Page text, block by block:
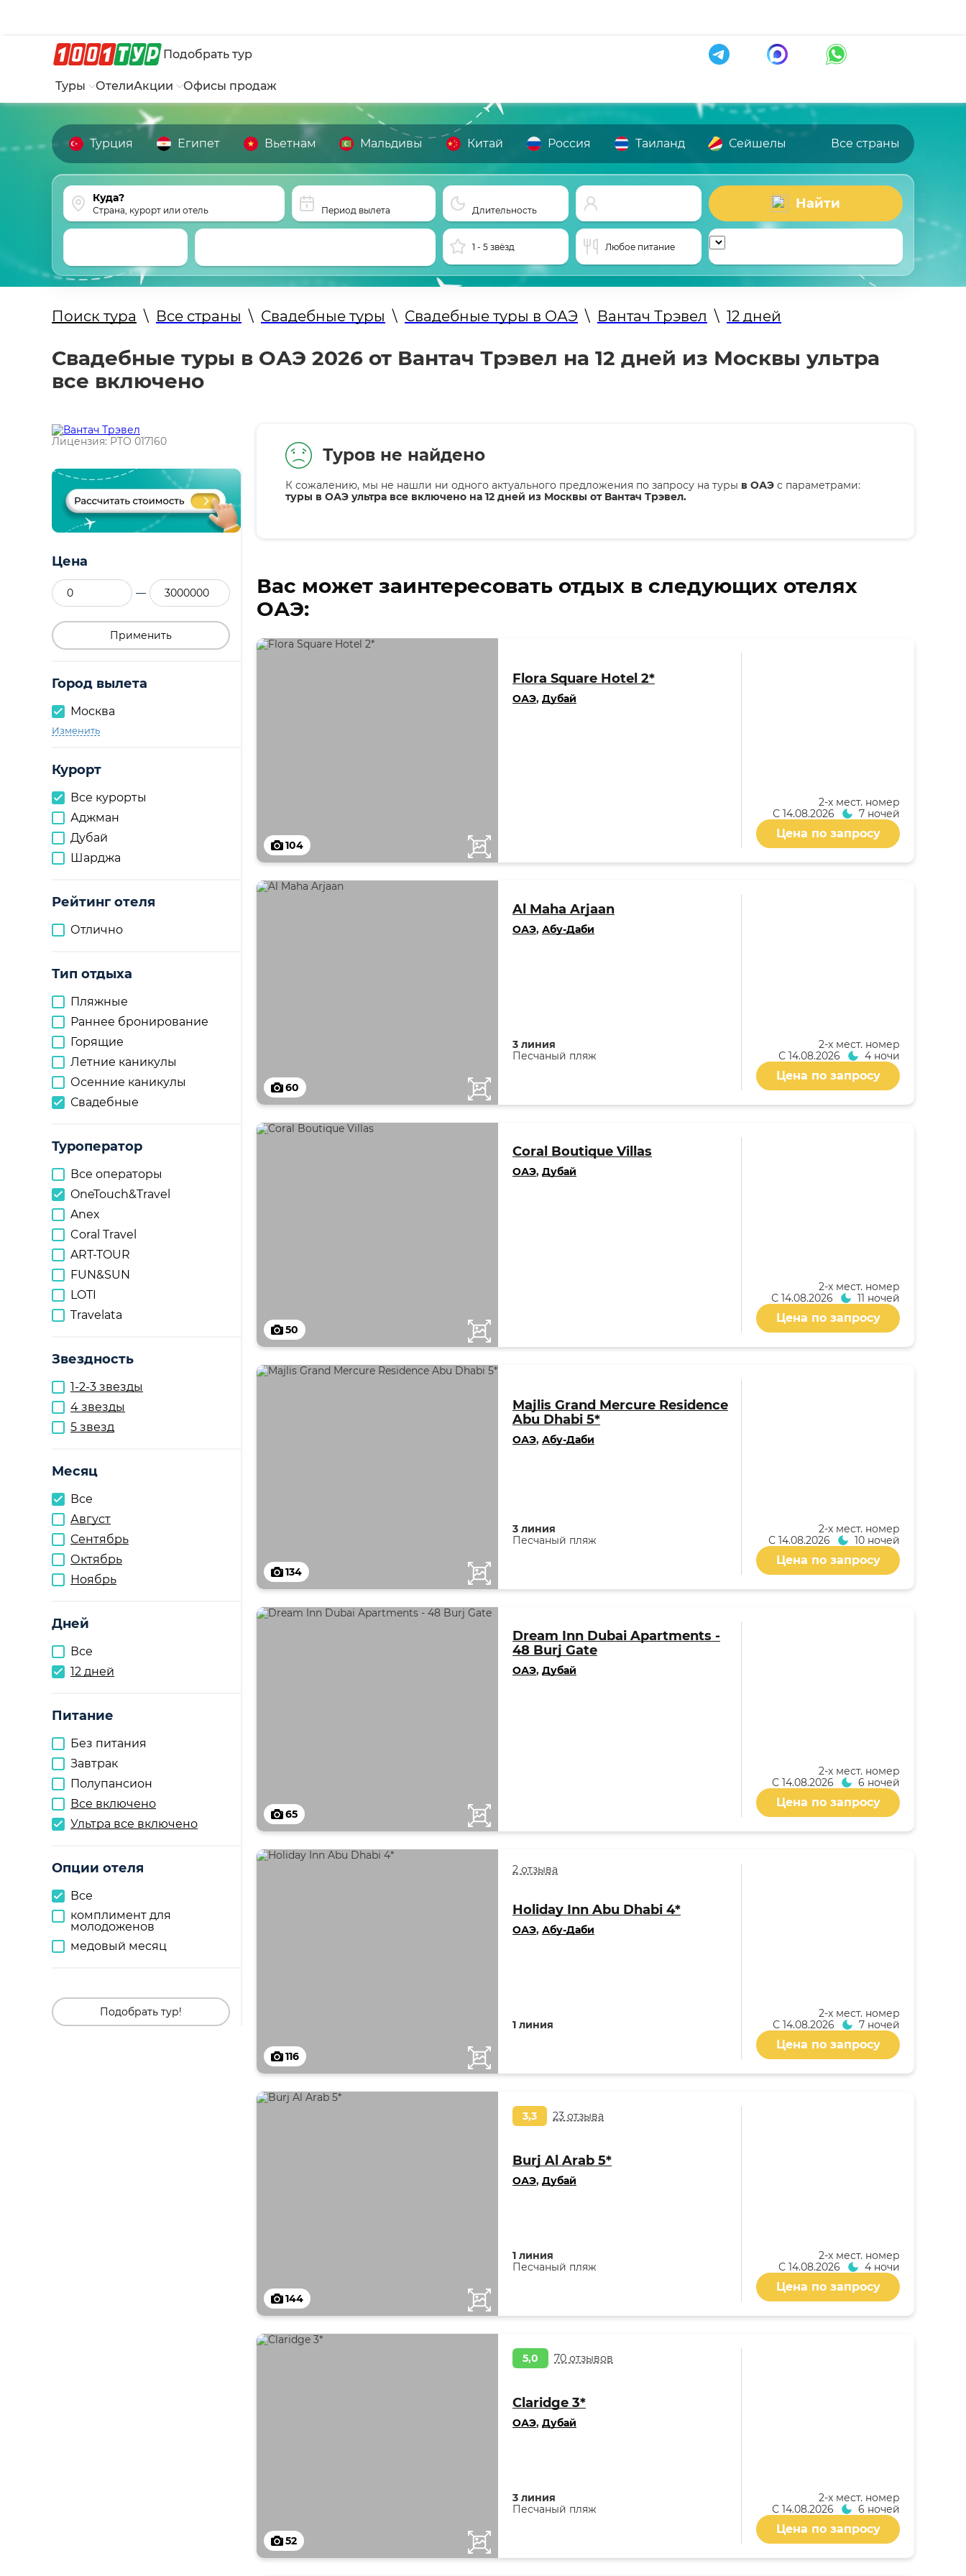
Подобрать тур
Туры ОтелиАкции Офисы продаж
Турция Египет Вьетнам Мальдивы Китай Россия Таиланд Сейшелы Все страны
Страна, курорт или отель Период вылета Длительность Найти
1 - 5 звёзд Любое питание
Поиск тура \ Все страны \ Свадебные туры \ Свадебные туры в ОАЭ \ Вантач Трэвел \ 12 дней
Свадебные туры в ОАЭ 2026 от Вантач Трэвел на 12 дней из Москвы ультра
все включено
Лицензия: РТО 017160
Цена
—
Применить
Город вылета
Москва
Изменить
Курорт
Все курорты
Аджман
Дубай
Шарджа
Рейтинг отеля
Отлично
Тип отдыха
Пляжные
Раннее бронирование
Горящие
Летние каникулы
Осенние каникулы
Свадебные
Туроператор
Все операторы
OneTouch&Travel
Anex
Coral Travel
ART-TOUR
FUN&SUN
LOTI
Travelata
Звездность
1-2-3 звезды
4 звезды
5 звезд
Месяц
Все
Август
Сентябрь
Октябрь
Ноябрь
Дней
Все
12 дней
Питание
Без питания
Завтрак
Полупансион
Все включено
Ультра все включено
Опции отеля
Все
комплимент для
молодоженов
медовый месяц
Подобрать тур!
Туров не найдено
К сожалению, мы не нашли ни одного актуального предложения по запросу на туры в ОАЭ с параметрами:
туры в ОАЭ ультра все включено на 12 дней из Москвы от Вантач Трэвел.
Вас может заинтересовать отдых в следующих отелях
ОАЭ:
104
Flora Square Hotel 2*
ОАЭ, Дубай
2-x мест. номер
С 14.08.2026 7 ночей
Цена по запросу
60
Al Maha Arjaan
ОАЭ, Абу-Даби
3 линия
Песчаный пляж
2-x мест. номер
С 14.08.2026 4 ночи
Цена по запросу
50
Coral Boutique Villas
ОАЭ, Дубай
2-x мест. номер
С 14.08.2026 11 ночей
Цена по запросу
134
Majlis Grand Mercure Residence
Abu Dhabi 5*
ОАЭ, Абу-Даби
3 линия
Песчаный пляж
2-x мест. номер
С 14.08.2026 10 ночей
Цена по запросу
65
Dream Inn Dubai Apartments -
48 Burj Gate
ОАЭ, Дубай
2-x мест. номер
С 14.08.2026 6 ночей
Цена по запросу
116
2 отзыва
Holiday Inn Abu Dhabi 4*
ОАЭ, Абу-Даби
1 линия
2-x мест. номер
С 14.08.2026 7 ночей
Цена по запросу
144
3,3 23 отзыва
Burj Al Arab 5*
ОАЭ, Дубай
1 линия
Песчаный пляж
2-x мест. номер
С 14.08.2026 4 ночи
Цена по запросу
52
5,0 70 отзывов
Claridge 3*
ОАЭ, Дубай
3 линия
Песчаный пляж
2-x мест. номер
С 14.08.2026 6 ночей
Цена по запросу